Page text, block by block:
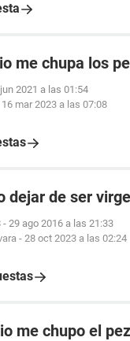
me chupa los
2021 a las 01:54
16 mar 2023 a las 07:08
dejar de ser
- 29 ago 2016 a las 21:33
- 28 oct 2023 a las 02:24
me chupo el